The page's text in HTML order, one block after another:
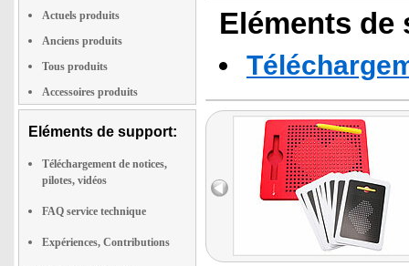
Actuels produits
Anciens produits
Tous produits
Accessoires produits
Eléments de support:
Téléchargement de notices,
pilotes, vidéos
FAQ service technique
Expériences, Contributions
Eléments